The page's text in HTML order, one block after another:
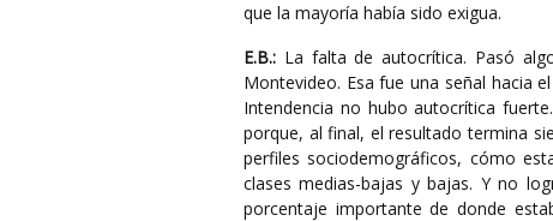
que la mayoría había sido exigua.
E.B.: La falta de autocrítica. Pasó
Montevideo. Esa fue una señal hacia
Intendencia no hubo autocrítica
porque, al final, el resultado termina
perfiles sociodemográficos, cómo
clases medias-bajas y bajas. Y no
porcentaje importante de donde